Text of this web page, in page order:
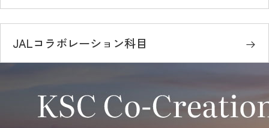
JALコラボレーション科目